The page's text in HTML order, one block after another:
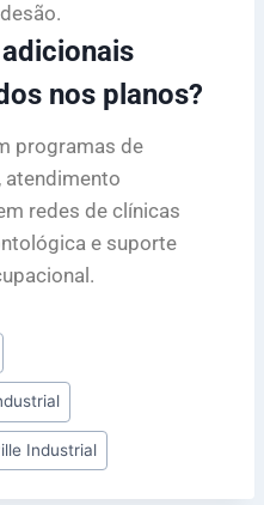
nos planos?
programas de
atendimento
redes de clínicas
e suporte
Industrial